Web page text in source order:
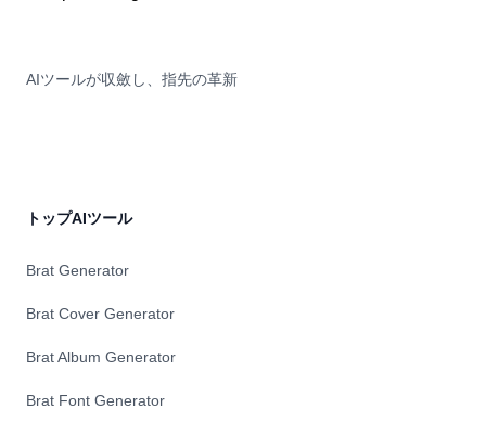
AIツールが収斂し、指先の革新
トップAIツール
Brat Generator
Brat Cover Generator
Brat Album Generator
Brat Font Generator